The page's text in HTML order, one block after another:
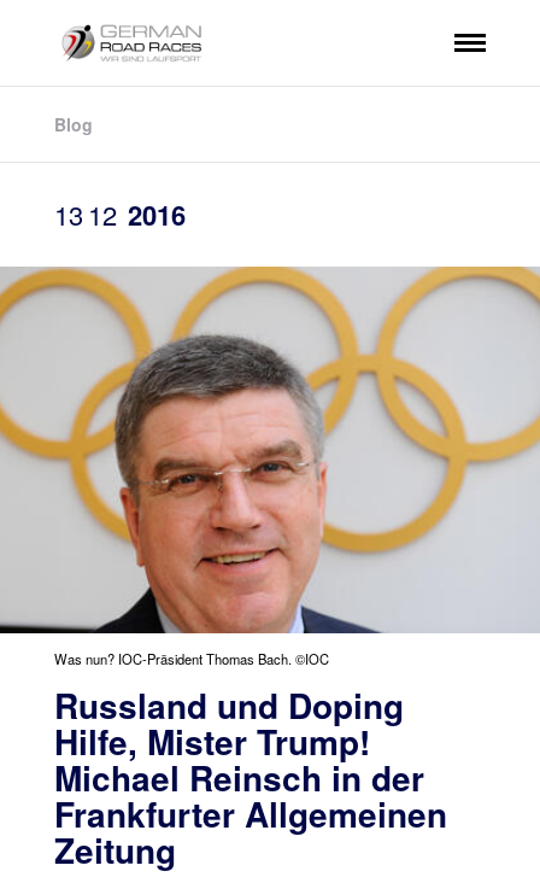
Blog
13 12 2016
Was nun? IOC-Präsident Thomas Bach. ©IOC
Russland und Doping
Hilfe, Mister Trump!
Michael Reinsch in der
Frankfurter Allgemeinen
Zeitung